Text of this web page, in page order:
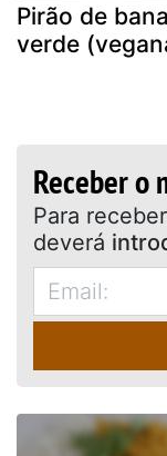
Pirão de
verde
Receber o
deverá